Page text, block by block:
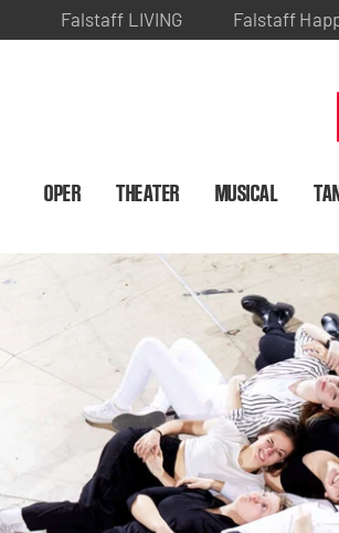
Falstaff LIVING Falstaff
OPER THEATER MUSICAL